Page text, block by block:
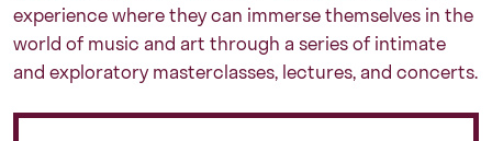
experience where they can immerse themselves in the
world of music and art through a series of intimate
and exploratory masterclasses, lectures, and concerts.